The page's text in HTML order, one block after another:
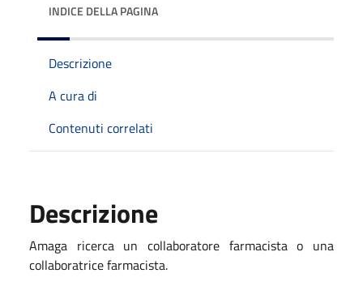
INDICE DELLA PAGINA
Descrizione
A cura di
Contenuti correlati
Descrizione
Amaga ricerca un collaboratore farmacista o una
collaboratrice farmacista.